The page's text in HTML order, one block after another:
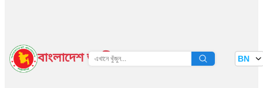
বাংলাদেশ জাতীয় তথ্য বাতায়ন BN